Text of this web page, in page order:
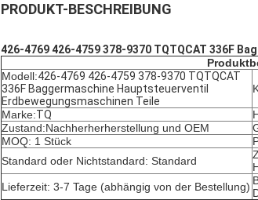
PRODUKT-BESCHREIBUNG
426-4769 426-4759 378-9370 TQTQCAT 336F
Modell:426-4769 426-4759 378-9370 TQTQCAT
336F Baggermaschine Hauptsteuerventil
Erdbewegungsmaschinen Teile
Marke:TQ
Zustand:Nachherherherstellung und OEM
MOQ: 1 Stück
Standard oder Nichtstandard: Standard
Lieferzeit: 3-7 Tage (abhängig von der Bestellung)